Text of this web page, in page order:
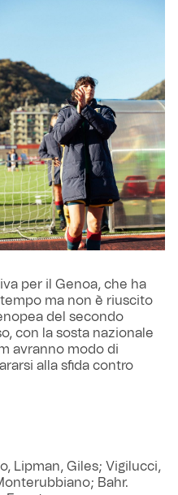
per il Genoa, che ha
ma non è riuscito
del secondo
con la sosta nazionale
avranno modo di
alla sfida contro
Lipman, Giles; Vigilucci,
Bahr.